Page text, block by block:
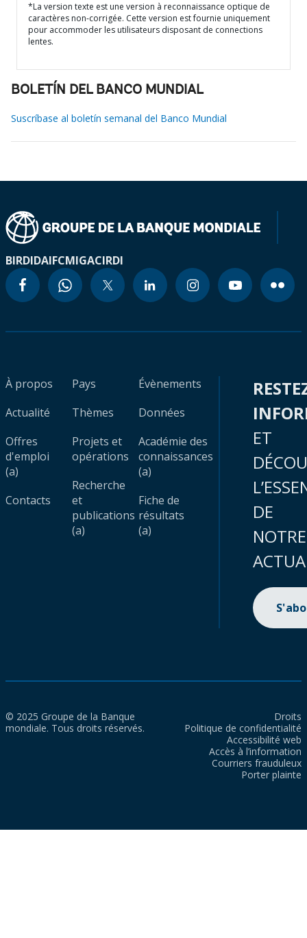
*La version texte est une version à reconnaissance optique de
caractères non-corrigée. Cette version est fournie uniquement
pour accommoder les utilisateurs disposant de connections
lentes.
BOLETÍN DEL BANCO MUNDIAL
Suscríbase al boletín semanal del Banco Mundial
BIRDIDAIFCMIGACIRDI
À propos
Actualité
Offres
d'emploi
(a)
Contacts
Pays
Thèmes
Projets et
opérations
Recherche
et
publications
(a)
Évènements
Données
Académie des
connaissances
(a)
Fiche de
résultats
(a)
ET
DE
NOTRE
© 2025 Groupe de la Banque
mondiale. Tous droits réservés.
Droits
Politique de confidentialité
Accessibilité web
Accès à l’information
Courriers frauduleux
Porter plainte